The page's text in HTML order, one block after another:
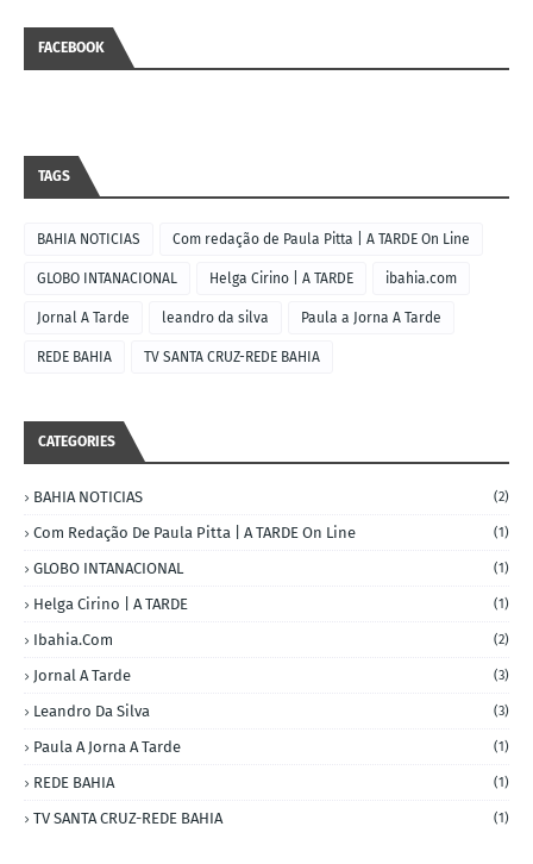
FACEBOOK
TAGS
BAHIA NOTICIAS Com redação de Paula Pitta | A TARDE On Line
GLOBO INTANACIONAL Helga Cirino | A TARDE ibahia.com
Jornal A Tarde leandro da silva Paula a Jorna A Tarde
REDE BAHIA TV SANTA CRUZ-REDE BAHIA
CATEGORIES
BAHIA NOTICIAS (2)
Com Redação De Paula Pitta | A TARDE On Line (1)
GLOBO INTANACIONAL (1)
Helga Cirino | A TARDE (1)
Ibahia.com (2)
Jornal A Tarde (3)
Leandro Da Silva (3)
Paula A Jorna A Tarde (1)
REDE BAHIA (1)
TV SANTA CRUZ-REDE BAHIA (1)